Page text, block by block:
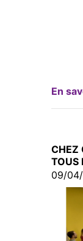
En
CHEZ
TOUS
09/